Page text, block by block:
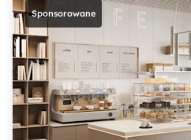
Sponsorowane